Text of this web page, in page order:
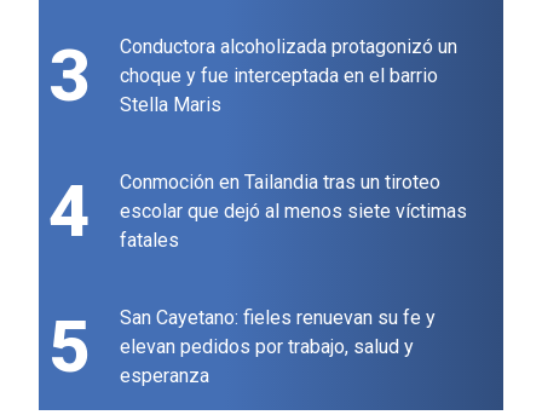
3
Conductora alcoholizada protagonizó un
choque y fue interceptada en el barrio
Stella Maris
4
Conmoción en Tailandia tras un tiroteo
escolar que dejó al menos siete víctimas
fatales
5
San Cayetano: fieles renuevan su fe y
elevan pedidos por trabajo, salud y
esperanza